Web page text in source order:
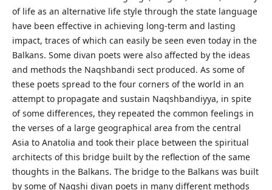
of life as an alternative life style through the state language
have been effective in achieving long-term and lasting
impact, traces of which can easily be seen even today in the
Balkans. Some divan poets were also affected by the ideas
and methods the Naqshbandi sect produced. As some of
these poets spread to the four corners of the world in an
attempt to propagate and sustain Naqshbandiyya, in spite
of some differences, they repeated the common feelings in
the verses of a large geographical area from the central
Asia to Anatolia and took their place between the spiritual
architects of this bridge built by the reflection of the same
thoughts in the Balkans. The bridge to the Balkans was built
by some of Naqshi divan poets in many different methods